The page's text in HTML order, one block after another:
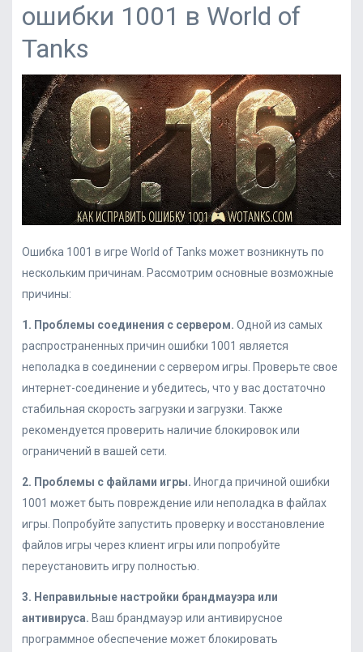
ошибки 1001 в World of
Tanks
Ошибка 1001 в игре World of Tanks может возникнуть по
нескольким причинам. Рассмотрим основные возможные
причины:
1. Проблемы соединения с сервером. Одной из самых
распространенных причин ошибки 1001 является
неполадка в соединении с сервером игры. Проверьте свое
интернет-соединение и убедитесь, что у вас достаточно
стабильная скорость загрузки и загрузки. Также
рекомендуется проверить наличие блокировок или
ограничений в вашей сети.
2. Проблемы с файлами игры. Иногда причиной ошибки
1001 может быть повреждение или неполадка в файлах
игры. Попробуйте запустить проверку и восстановление
файлов игры через клиент игры или попробуйте
переустановить игру полностью.
3. Неправильные настройки брандмауэра или
антивируса. Ваш брандмауэр или антивирусное
программное обеспечение может блокировать